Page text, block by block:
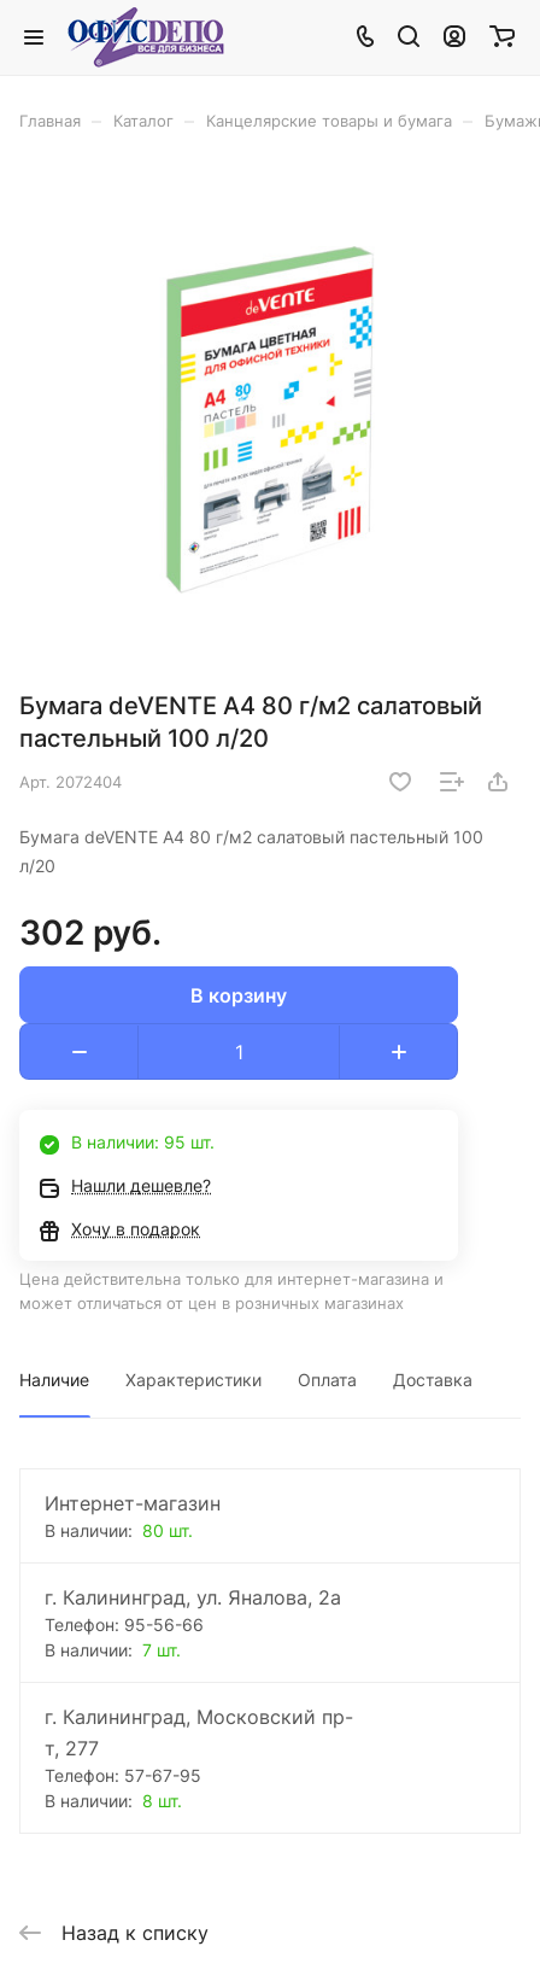
Главная Каталог Канцелярские товары и бумага
Бумага deVENTE A4 80 г/м2 салатовый
пастельный 100 л/20
Арт. 2072404
Бумага deVENTE A4 80 г/м2 салатовый пастельный 100
л/20
302 руб.
В корзину
В наличии: 95 шт.
Нашли дешевле?
Хочу в подарок
Цена действительна только для интернет-магазина и
может отличаться от цен в розничных магазинах
Наличие Характеристики Оплата Доставка
Интернет-магазин
В наличии: 80 шт.
г. Калининград, ул. Яналова, 2а
Телефон: 95-56-66
В наличии: 7 шт.
г. Калининград, Московский пр-
т, 277
Телефон: 57-67-95
В наличии: 8 шт.
Назад к списку